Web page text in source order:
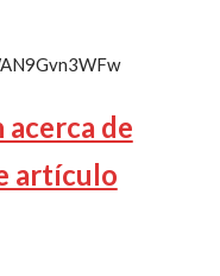
de
artículo